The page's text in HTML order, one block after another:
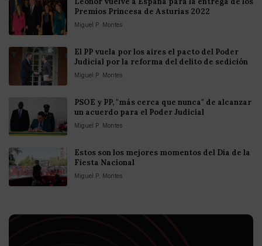
Premios Princesa de Asturias 2022
Miguel P. Montes
El PP vuela por los aires el pacto del Poder
Judicial por la reforma del delito de sedición
Miguel P. Montes
PSOE y PP, "más cerca que nunca" de alcanzar
un acuerdo para el Poder Judicial
Miguel P. Montes
Estos son los mejores momentos del Día de la
Fiesta Nacional
Miguel P. Montes